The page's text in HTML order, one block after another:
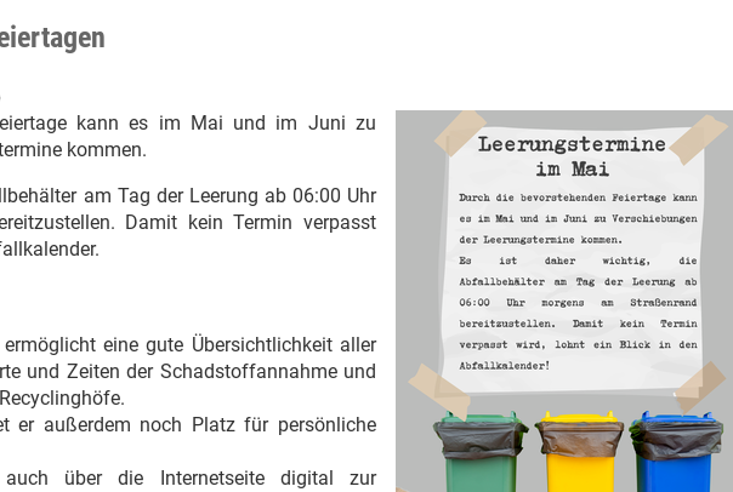
kann es im Mai und im Juni zu
kommen.
am Tag der Leerung ab 06:00 Uhr
Damit kein Termin verpasst
eine gute Übersichtlichkeit aller
und Zeiten der Schadstoffannahme und
er außerdem noch Platz für persönliche
über die Internetseite digital zur